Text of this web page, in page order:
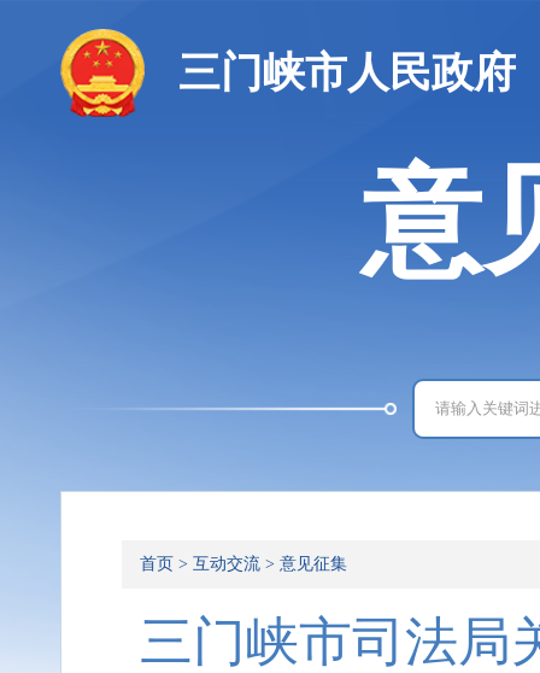
三门峡市人民政府
意
首页 > 互动交流 > 意见征集
三门峡市司法局